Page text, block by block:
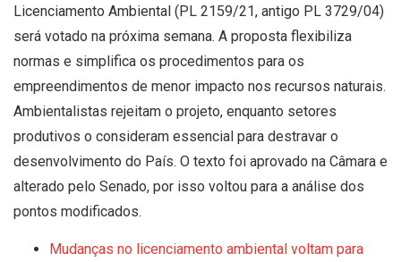
Licenciamento Ambiental (PL 2159/21, antigo PL 3729/04)
será votado na próxima semana. A proposta flexibiliza
normas e simplifica os procedimentos para os
empreendimentos de menor impacto nos recursos naturais.
Ambientalistas rejeitam o projeto, enquanto setores
produtivos o consideram essencial para destravar o
desenvolvimento do País. O texto foi aprovado na Câmara e
alterado pelo Senado, por isso voltou para a análise dos
pontos modificados.
Mudanças no licenciamento ambiental voltam para